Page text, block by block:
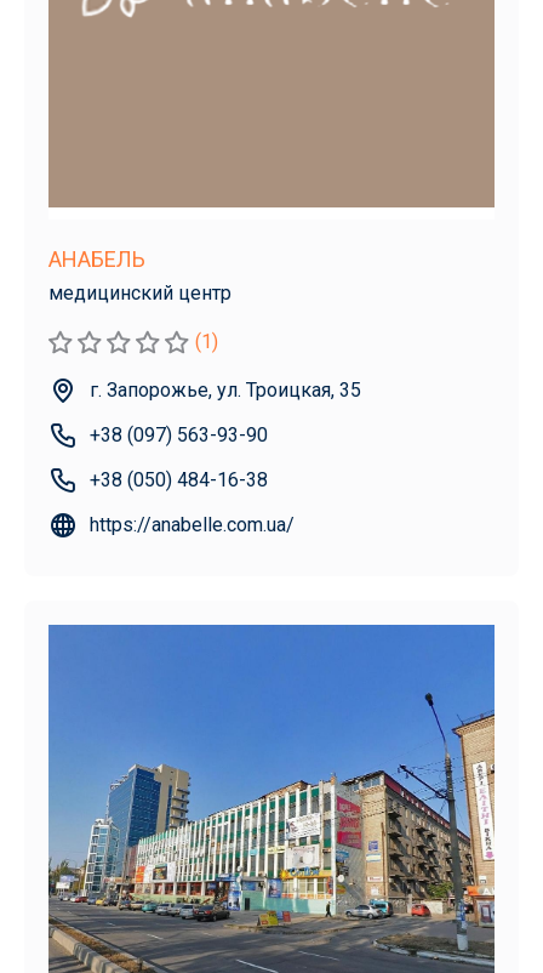
АНАБЕЛЬ
медицинский центр
(1)
г. Запорожье, ул. Троицкая, 35
+38 (097) 563-93-90
+38 (050) 484-16-38
https://anabelle.com.ua/